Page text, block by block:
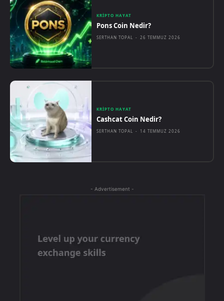
KRIPTO HAYAT
Pons Coin Nedir?
SERTHAN TOPAL - 26 TEMMUZ 2026
KRIPTO HAYAT
Cashcat Coin Nedir?
SERTHAN TOPAL - 14 TEMMUZ 2026
- Advertisement -